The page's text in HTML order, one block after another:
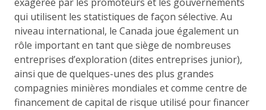
qui utilisent les statistiques de façon sélective. Au
niveau international, le Canada joue également un
rôle important en tant que siège de nombreuses
entreprises d’exploration (dites entreprises junior),
ainsi que de quelques-unes des plus grandes
compagnies minières mondiales et comme centre de
financement de capital de risque utilisé pour financer